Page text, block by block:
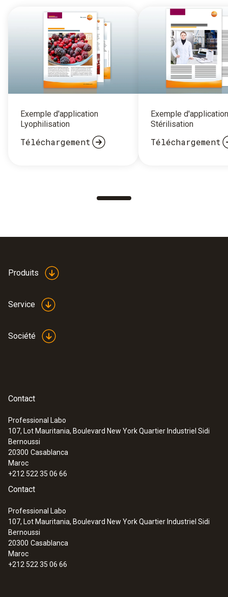
Exemple d'application
Lyophilisation
Téléchargement
Exemple d'application
Stérilisation
Téléchargement
Produits
Service
Société
Contact
Professional Labo
107, Lot Mauritania, Boulevard New York Quartier Industriel Sidi
Bernoussi
20300 Casablanca
Maroc
+212 522 35 06 66
Contact
Professional Labo
107, Lot Mauritania, Boulevard New York Quartier Industriel Sidi
Bernoussi
20300 Casablanca
Maroc
+212 522 35 06 66